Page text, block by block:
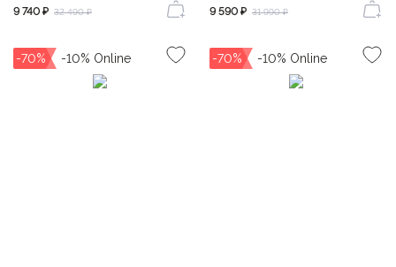
9 740 ₽ 32 490 ₽ 9 590 ₽ 31 990 ₽
-70% -70%